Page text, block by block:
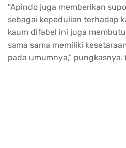
"Apindo juga memberikan
sebagai kepedulian terhadap
kaum difabel ini juga
sama sama memiliki
pada umumnya," pungkasnya.